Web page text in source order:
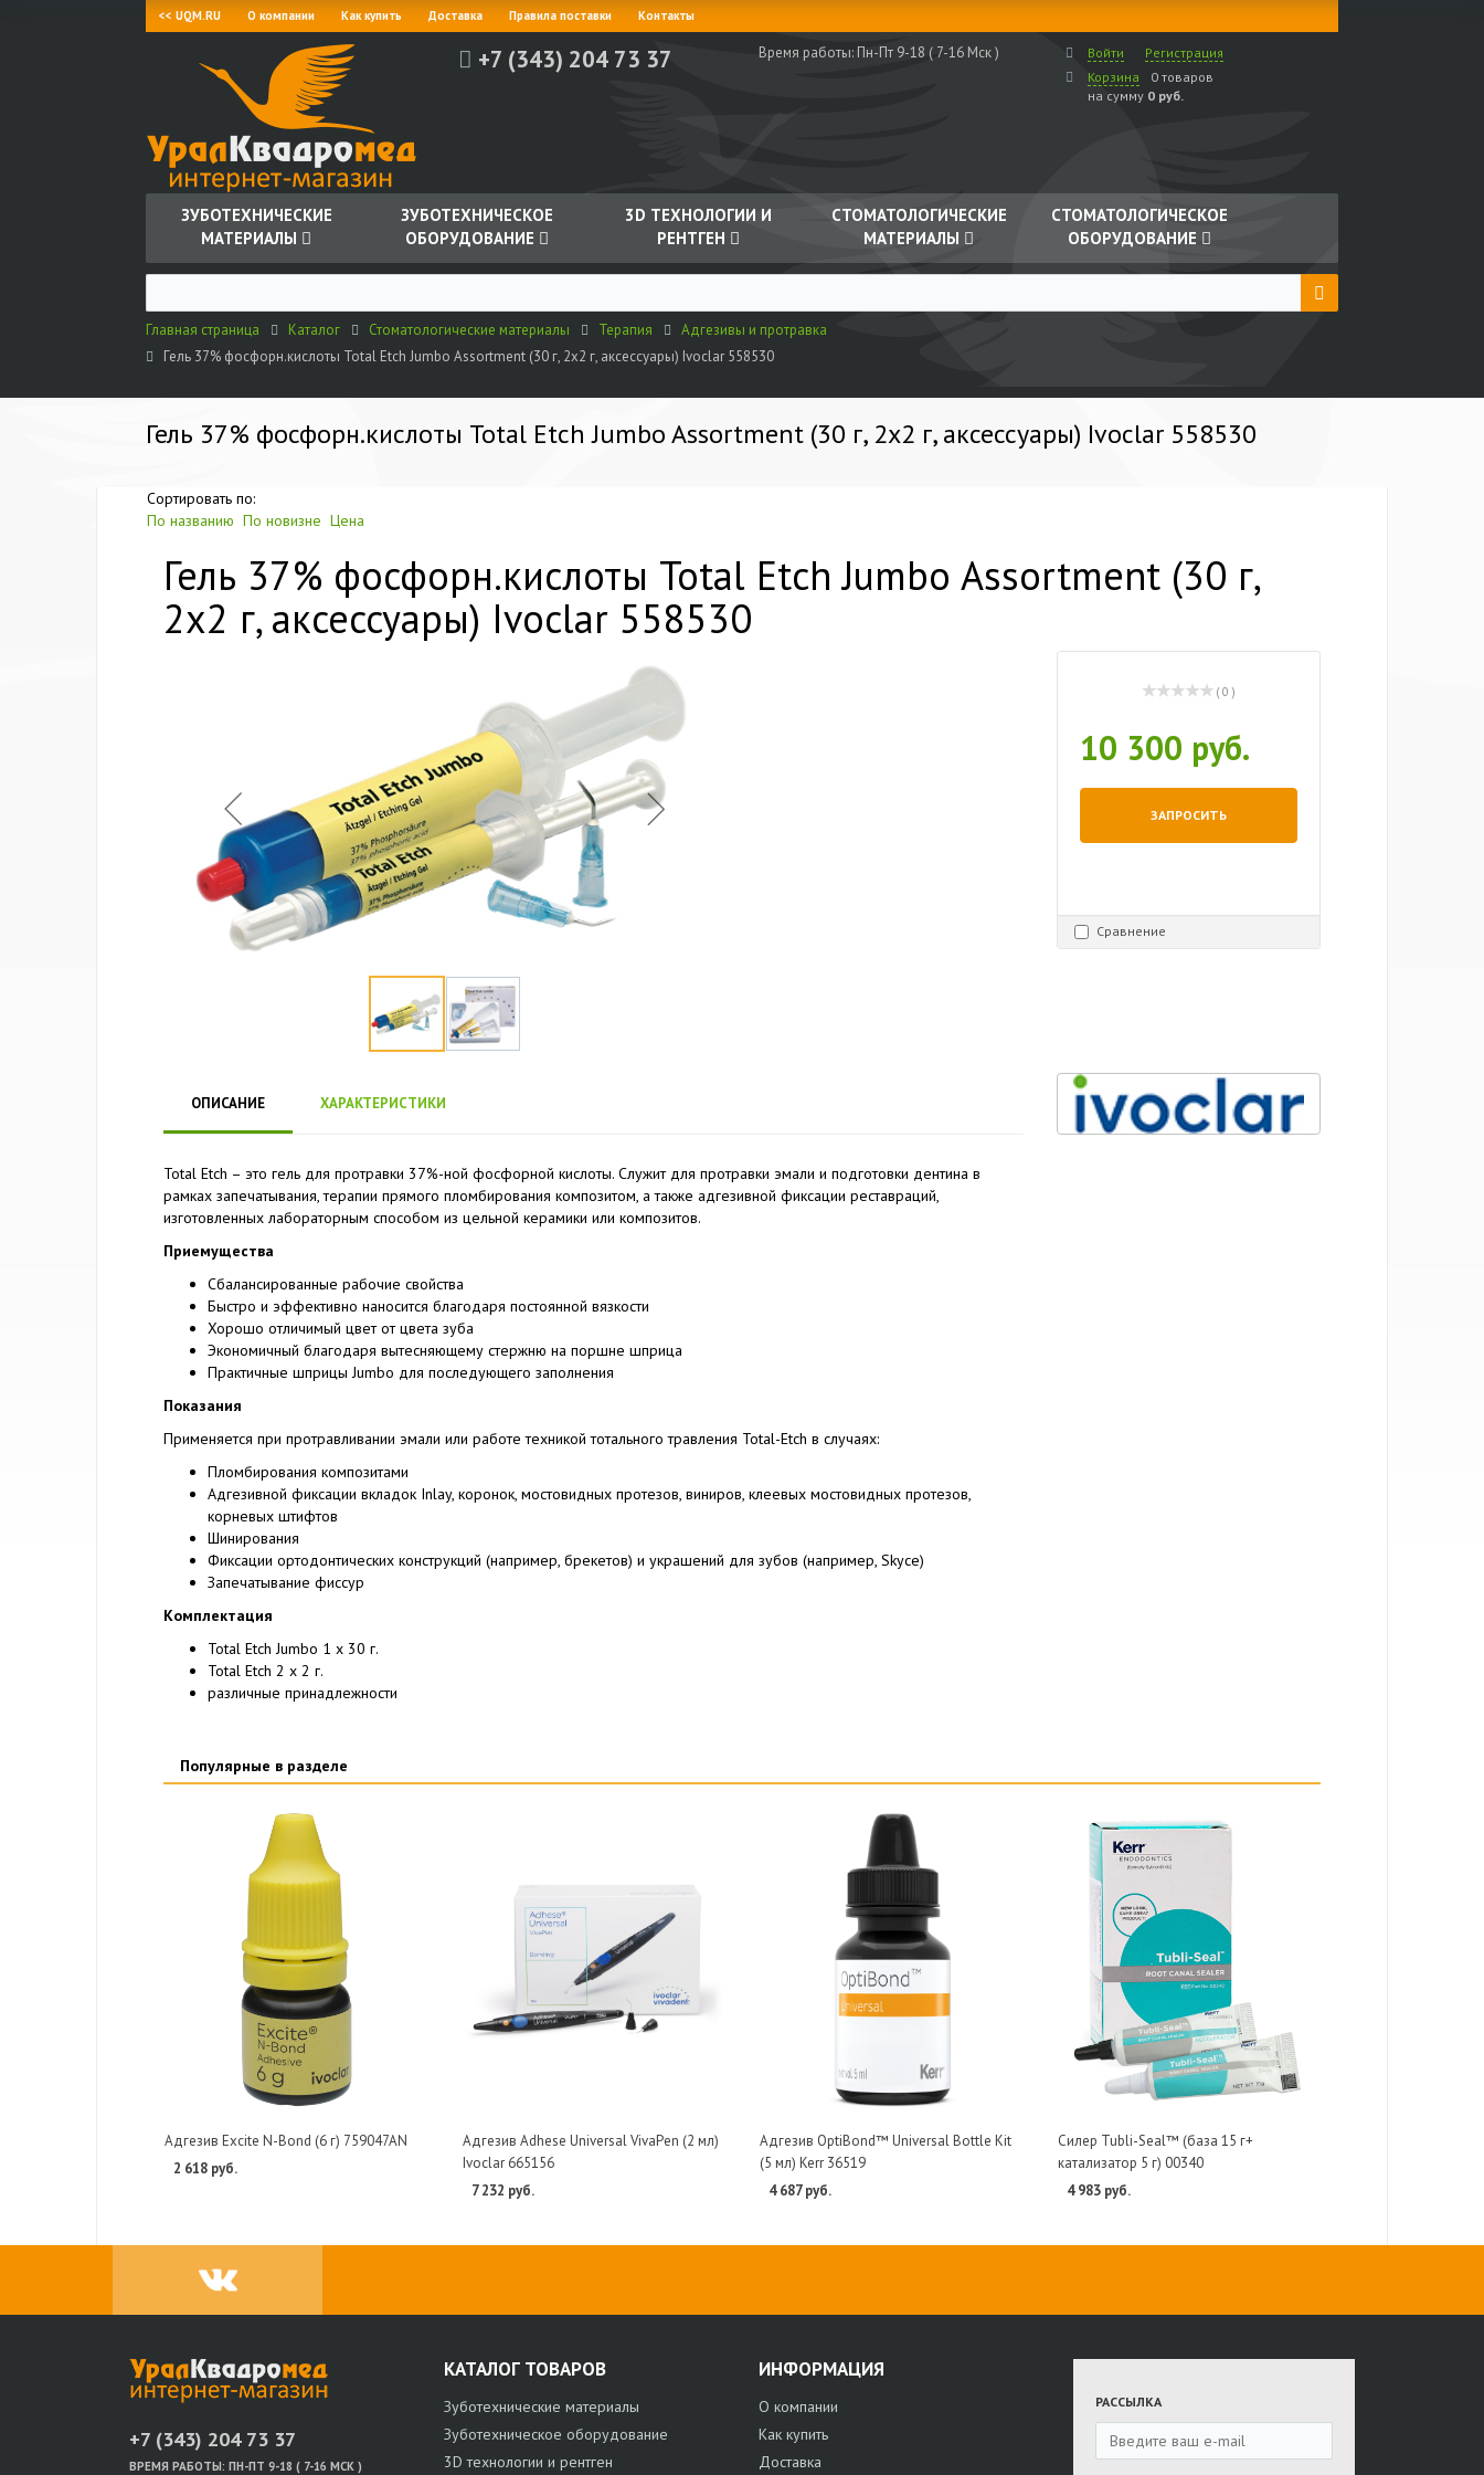
<< UQM.RU О компании Как купить Доставка Правила поставки Контакты
+7 (343) 204 73 37 Время работы:Пн-Пт 9-18 ( 7-16 Мск ) Войти
Регистрация
Корзина
0 товаров
на сумму 0 руб.
ЗУБОТЕХНИЧЕСКИЕ
МАТЕРИАЛЫ
ЗУБОТЕХНИЧЕСКОЕ
ОБОРУДОВАНИЕ
3D ТЕХНОЛОГИИ И
РЕНТГЕН
СТОМАТОЛОГИЧЕСКИЕ
МАТЕРИАЛЫ
СТОМАТОЛОГИЧЕСКОЕ
ОБОРУДОВАНИЕ
Главная страница Каталог Стоматологические материалы Терапия
Адгезивы и протравка
Гель 37% фосфорн.кислоты Total Etch Jumbo Assortment (30 г, 2х2 г, аксессуары) Ivoclar 558530
Гель 37% фосфорн.кислоты Total Etch Jumbo Assortment (30 г, 2х2 г, аксессуары) Ivoclar 558530
Сортировать по:
По названию По новизне Цена
Гель 37% фосфорн.кислоты Total Etch Jumbo Assortment (30 г,
2х2 г, аксессуары) Ivoclar 558530
( 0 )
10 300 руб.
ЗАПРОСИТЬ
Сравнение
ОПИСАНИЕ ХАРАКТЕРИСТИКИ
Total Etch – это гель для протравки 37%-ной фосфорной кислоты. Служит для протравки эмали и подготовки дентина в
рамках запечатывания, терапии прямого пломбирования композитом, а также адгезивной фиксации реставраций,
изготовленных лабораторным способом из цельной керамики или композитов.
Приемущества
Сбалансированные рабочие свойства
Быстро и эффективно наносится благодаря постоянной вязкости
Хорошо отличимый цвет от цвета зуба
Экономичный благодаря вытесняющему стержню на поршне шприца
Практичные шприцы Jumbo для последующего заполнения
Показания
Применяется при протравливании эмали или работе техникой тотального травления Total-Etch в случаях:
Пломбирования композитами
Адгезивной фиксации вкладок Inlay, коронок, мостовидных протезов, виниров, клеевых мостовидных протезов,
корневых штифтов
Шинирования
Фиксации ортодонтических конструкций (например, брекетов) и украшений для зубов (например, Skyce)
Запечатывание фиссур
Комплектация
Total Etch Jumbo 1 x 30 г.
Total Etch 2 x 2 г.
различные принадлежности
Популярные в разделе
Адгезив Excite N-Bond (6 г) 759047AN
2 618 руб.
Адгезив Adhese Universal VivaPen (2 мл)
Ivoclar 665156
7 232 руб.
Адгезив OptiBond™ Universal Bottle Kit
(5 мл) Kerr 36519
4 687 руб.
Силер Tubli-Seal™ (база 15 г+
катализатор 5 г) 00340
4 983 руб.
ИНФОРМАЦИЯ
О компании
Как купить
Доставка
КАТАЛОГ ТОВАРОВ
Зуботехнические материалы
Зуботехническое оборудование
3D технологии и рентген
РАССЫЛКА
+7 (343) 204 73 37
ВРЕМЯ РАБОТЫ: ПН-ПТ 9-18 ( 7-16 МСК )